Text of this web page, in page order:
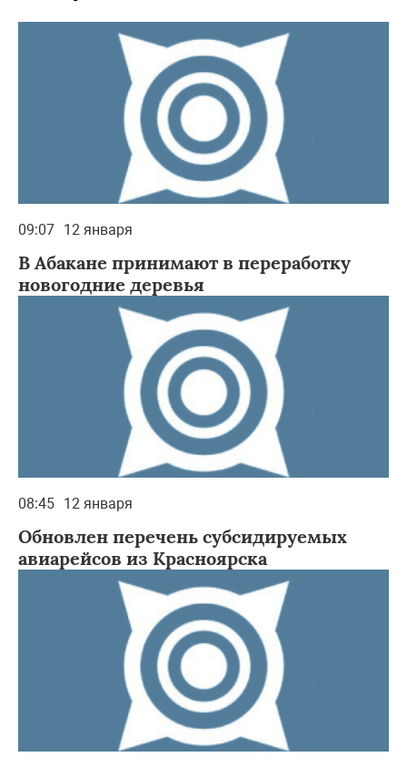
09:07 12 января
В Абакане принимают в переработку
новогодние деревья
08:45 12 января
Обновлен перечень субсидируемых
авиарейсов из Красноярска